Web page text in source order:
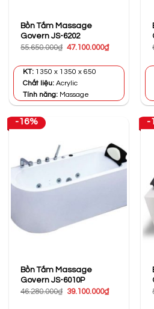
Bồn Tắm Massage
Govern JS-6202
55.650.000₫ Giá
55.650.000₫.
47.100.000₫Giá
KT: 1350 x 1350 x 650
Chất liệu: Acrylic
Tính năng: Massage
-16%
Bồn Tắm Massage
Govern JS-6010P
46.280.000₫ Giá
39.100.000₫Giá
-